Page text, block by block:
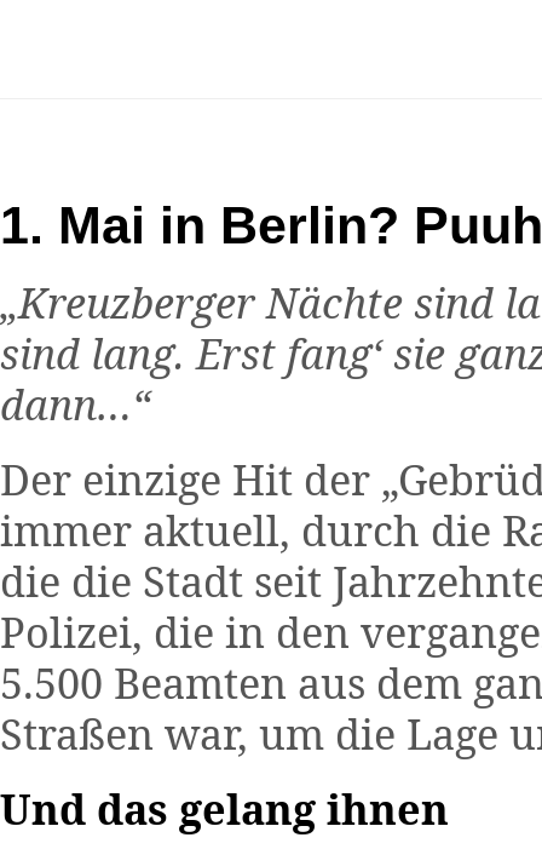
1. Mai in Berlin?
„Kreuzberger Nächte sind
sind lang. Erst fang‘ sie
dann…“
Der einzige Hit der
immer aktuell, durch die
die die Stadt seit
Polizei, die in den
5.500 Beamten aus dem
Straßen war, um die Lage
Und das gelang ihnen